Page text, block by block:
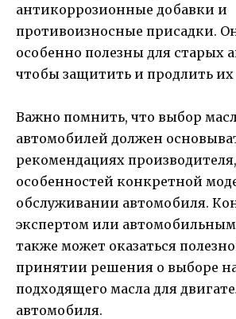
антикоррозионные добавки и
противоизносные присадки.
особенно полезны для старых
чтобы защитить и продлить
Важно помнить, что выбор
автомобилей должен
рекомендациях
особенностей конкретной
обслуживании автомобиля.
экспертом или
также может оказаться
принятии решения о выборе
подходящего масла для
автомобиля.